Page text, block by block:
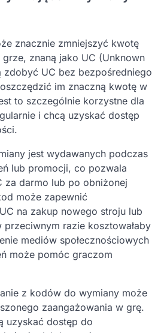
znacznie zmniejszyć kwotę
znaną jako UC (Unknown
zdobyć UC bez bezpośredniego
im znaczną kwotę w
to szczególnie korzystne dla
i chcą uzyskać dostęp
jest wydawanych podczas
lub promocji, co pozwala
za darmo lub po obniżonej
może zapewnić
na zakup nowego stroju lub
razie kosztowałaby
mediów społecznościowych
może pomóc graczom
z kodów do wymiany może
zaangażowania w grę.
uzyskać dostęp do